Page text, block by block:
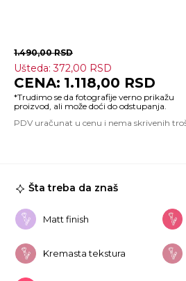
1.490,00RSD
Ušteda:372,00 RSD
1.118,00 RSD
Šta treba da znaš
Matt finish
Kremasta tekstura